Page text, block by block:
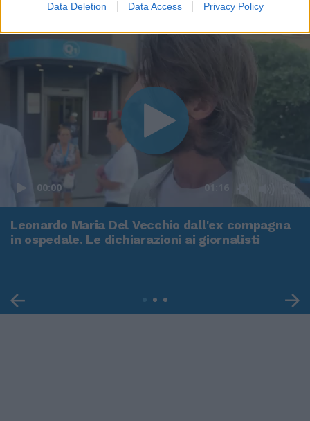
Data Deletion Data Access Privacy Policy
00:00 01:16
Leonardo Maria Del Vecchio dall'ex compagna
in ospedale. Le dichiarazioni ai giornalisti